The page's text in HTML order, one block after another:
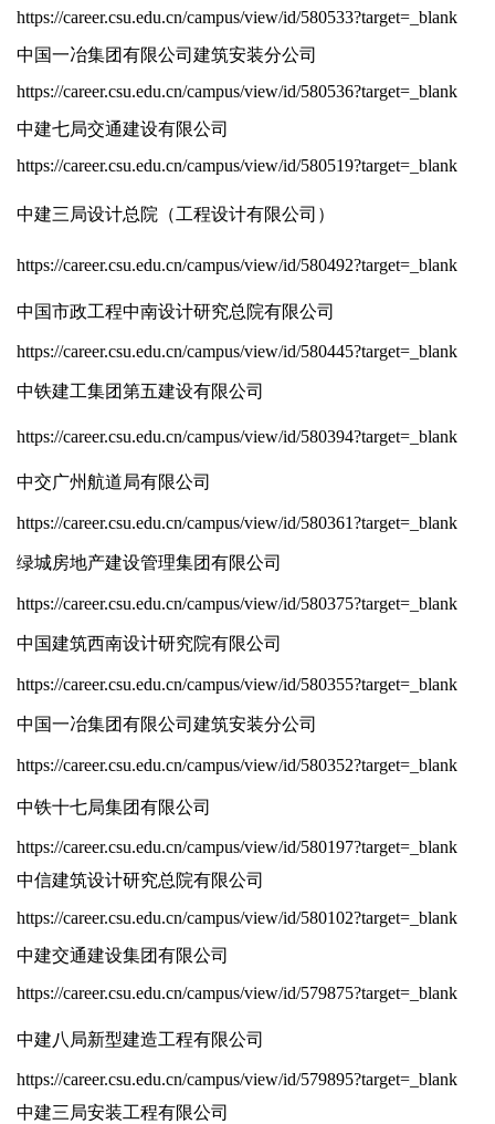
https://career.csu.edu.cn/campus/view/id/580533?target=_blank
中国一冶集团有限公司建筑安装分公司
https://career.csu.edu.cn/campus/view/id/580536?target=_blank
中建七局交通建设有限公司
https://career.csu.edu.cn/campus/view/id/580519?target=_blank
中建三局设计总院（工程设计有限公司）
https://career.csu.edu.cn/campus/view/id/580492?target=_blank
中国市政工程中南设计研究总院有限公司
https://career.csu.edu.cn/campus/view/id/580445?target=_blank
中铁建工集团第五建设有限公司
https://career.csu.edu.cn/campus/view/id/580394?target=_blank
中交广州航道局有限公司
https://career.csu.edu.cn/campus/view/id/580361?target=_blank
绿城房地产建设管理集团有限公司
https://career.csu.edu.cn/campus/view/id/580375?target=_blank
中国建筑西南设计研究院有限公司
https://career.csu.edu.cn/campus/view/id/580355?target=_blank
中国一冶集团有限公司建筑安装分公司
https://career.csu.edu.cn/campus/view/id/580352?target=_blank
中铁十七局集团有限公司
https://career.csu.edu.cn/campus/view/id/580197?target=_blank
中信建筑设计研究总院有限公司
https://career.csu.edu.cn/campus/view/id/580102?target=_blank
中建交通建设集团有限公司
https://career.csu.edu.cn/campus/view/id/579875?target=_blank
中建八局新型建造工程有限公司
https://career.csu.edu.cn/campus/view/id/579895?target=_blank
中建三局安装工程有限公司